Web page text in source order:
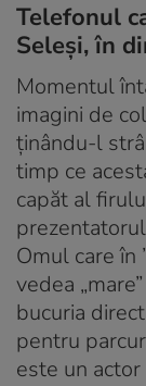
Telefonul
Seleși, în
Momentul
imagini de
ținându-l
timp ce
capăt al
Omul care în
vedea
bucuria
pentru
este un actor